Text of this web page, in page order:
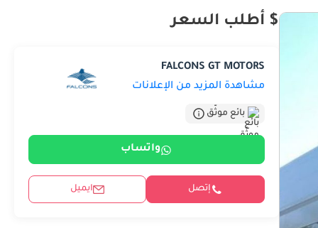
$ أطلب السعر
FALCONS GT MOTORS
مشاهدة المزيد من الإعلانات
بائع موثّق
واتساب
إتصل ايميل